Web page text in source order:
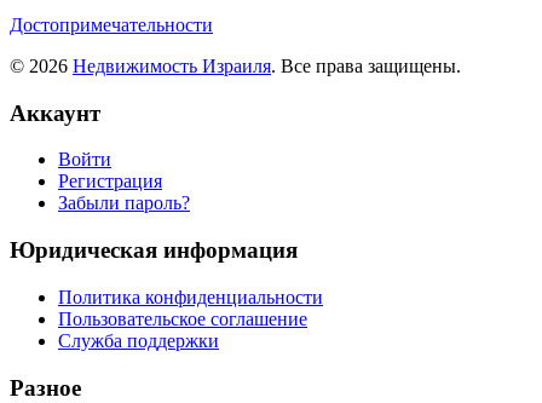
Достопримечательности
© 2026 Недвижимость Израиля. Все права защищены.
Аккаунт
Войти
Регистрация
Забыли пароль?
Юридическая информация
Политика конфиденциальности
Пользовательское соглашение
Служба поддержки
Разное